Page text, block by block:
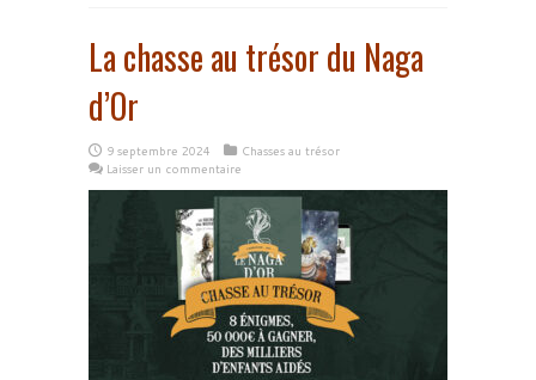
La chasse au trésor du Naga
d’Or
9 septembre 2024
Chasses au trésor
Laisser un commentaire